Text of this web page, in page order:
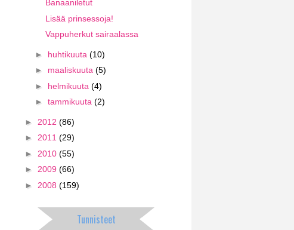
Banaaniletut
Lisää prinsessoja!
Vappuherkut sairaalassa
► huhtikuuta (10)
► maaliskuuta (5)
► helmikuuta (4)
► tammikuuta (2)
► 2012 (86)
► 2011 (29)
► 2010 (55)
► 2009 (66)
► 2008 (159)
Tunnisteet